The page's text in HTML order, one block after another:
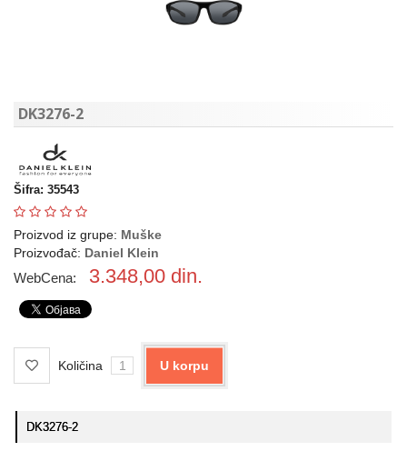
DK3276-2
Šifra: 35543
Proizvod iz grupe: Muške
Proizvođač: Daniel Klein
WebCena: 3.348,00 din.
Količina U korpu
DK3276-2